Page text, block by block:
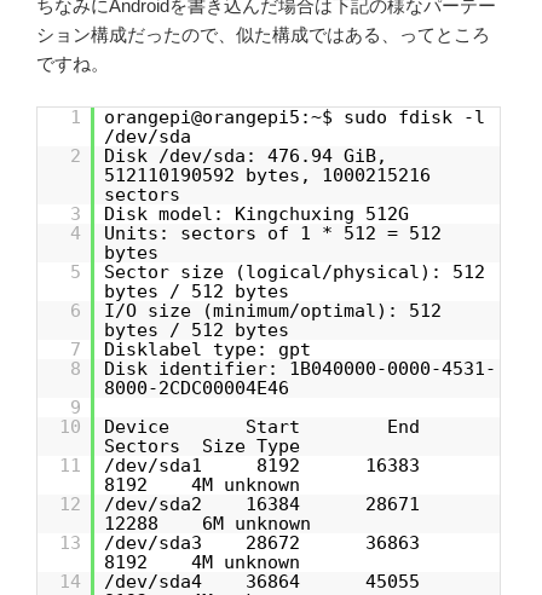
ちなみにAndroidを書き込んだ場合は下記の様なパーテー
ション構成だったので、似た構成ではある、ってところ
ですね。
1
orangepi@orangepi5:~$ sudo fdisk -l
/dev/sda
2
Disk /dev/sda: 476.94 GiB,
512110190592 bytes, 1000215216
sectors
3
Disk model: Kingchuxing 512G
4
Units: sectors of 1 * 512 = 512
bytes
5
Sector size (logical/physical): 512
bytes / 512 bytes
6
I/O size (minimum/optimal): 512
bytes / 512 bytes
7
Disklabel type: gpt
8
Disk identifier: 1B040000-0000-4531-
8000-2CDC00004E46
9
10
Device Start End
Sectors Size Type
11
/dev/sda1 8192 16383
8192 4M unknown
12
/dev/sda2 16384 28671
12288 6M unknown
13
/dev/sda3 28672 36863
8192 4M unknown
14
/dev/sda4 36864 45055